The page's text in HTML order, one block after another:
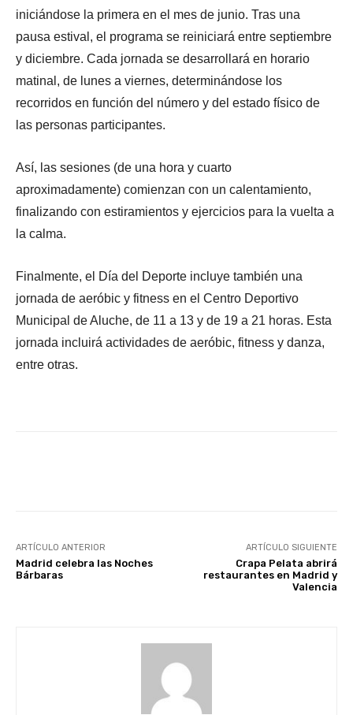
iniciándose la primera en el mes de junio. Tras una
pausa estival, el programa se reiniciará entre septiembre
y diciembre. Cada jornada se desarrollará en horario
matinal, de lunes a viernes, determinándose los
recorridos en función del número y del estado físico de
las personas participantes.
Así, las sesiones (de una hora y cuarto
aproximadamente) comienzan con un calentamiento,
finalizando con estiramientos y ejercicios para la vuelta a
la calma.
Finalmente, el Día del Deporte incluye también una
jornada de aeróbic y fitness en el Centro Deportivo
Municipal de Aluche, de 11 a 13 y de 19 a 21 horas. Esta
jornada incluirá actividades de aeróbic, fitness y danza,
entre otras.
ARTÍCULO ANTERIOR
Madrid celebra las Noches
Bárbaras
ARTÍCULO SIGUIENTE
Crapa Pelata abrirá
restaurantes en Madrid y
Valencia